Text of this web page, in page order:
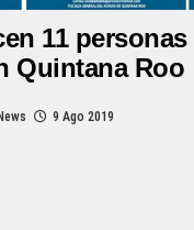
11
Quintana Roo
9 Ago 2019